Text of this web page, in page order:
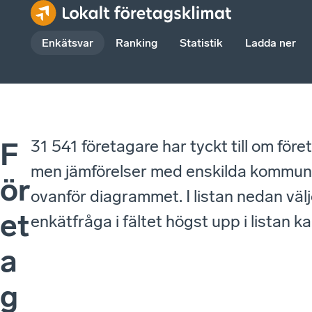
Enkätsvar Ranking Statistik Ladda ner
F
ör
et
a
g
31 541 företagare har tyckt till om
men jämförelser med enskilda
ovanför diagrammet. I listan nedan
enkätfråga i fältet högst upp i listan